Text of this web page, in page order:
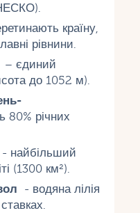
країну,
рівнини.
єдиний
до 1052 м).
80% річних
найбільший
(1300 км²).
- водяна лілія